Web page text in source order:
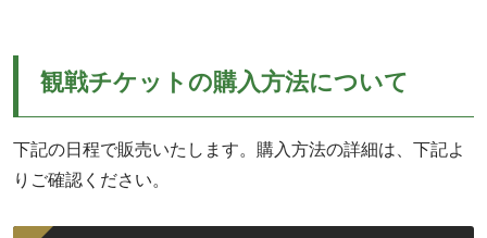
観戦チケットの購入方法について
下記の日程で販売いたします。購入方法の詳細は、下記よ
りご確認ください。